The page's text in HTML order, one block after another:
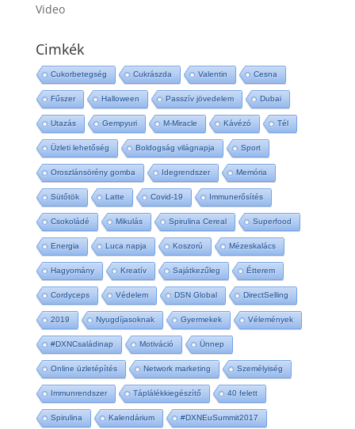
Video
Cimkék
Cukorbetegség Cukrászda Valentin Cesna
Fűszer Halloween Passzív jövedelem Dubai
Utazás Gempyuri M-Miracle Kávézó Tél
Üzleti lehetőség Boldogság világnapja Sport
Oroszlánsörény gomba Idegrendszer Memória
Sütőtök Latte Covid-19 Immunerősítés
Csokoládé Mikulás Spirulina Cereal Superfood
Energia Luca napja Koszorú Mézeskalács
Hagyomány Kreatív Sajátkezűleg Étterem
Cordyceps Védelem DSN Global DirectSelling
2019 Nyugdíjasoknak Gyermekek Vélemények
#DXNCsaládinap Motiváció Ünnep
Online üzletépítés Network marketing Személyiség
Immunrendszer Táplálékkiegészítő 40 felett
Spirulina Kalendárium #DXNEuSummit2017